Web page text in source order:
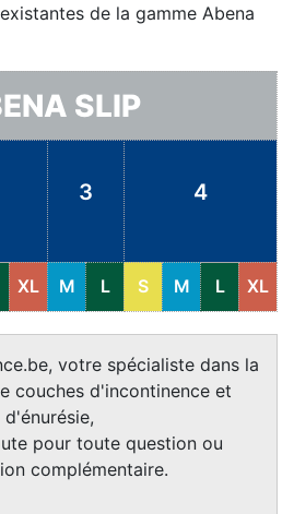
de la gamme Abena
SLIP
3 4
XL M L S M L XL
votre spécialiste dans la
couches d'incontinence et
d'énurésie,
pour toute question ou
complémentaire.